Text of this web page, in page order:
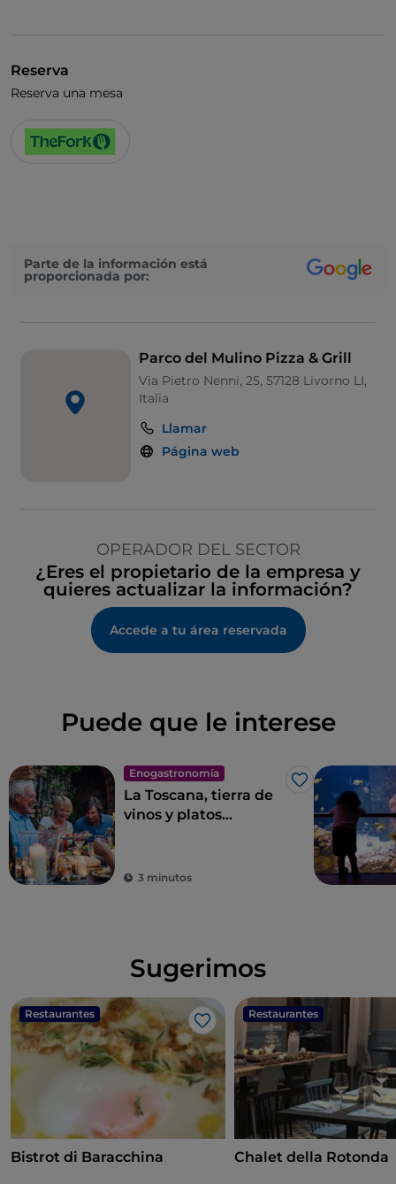
Reserva
Reserva una mesa
Parte de la información está
proporcionada por:
Parco del Mulino Pizza & Grill
Via Pietro Nenni, 25, 57128 Livorno LI,
Italia
Llamar
Página web
OPERADOR DEL SECTOR
¿Eres el propietario de la empresa y
quieres actualizar la información?
Accede a tu área reservada
Puede que le interese
Enogastronomía
Me gusta
La Toscana, tierra de
vinos y platos
3 minutos
Sugerimos
Restaurantes
Me gusta
Bistrot di Baracchina
Restaurantes
Chalet della Rotonda